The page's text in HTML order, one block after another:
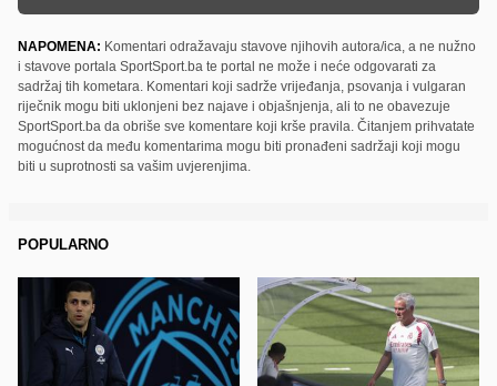
NAPOMENA: Komentari odražavaju stavove njihovih autora/ica, a ne nužno
i stavove portala SportSport.ba te portal ne može i neće odgovarati za
sadržaj tih kometara. Komentari koji sadrže vrijeđanja, psovanja i vulgaran
riječnik mogu biti uklonjeni bez najave i objašnjenja, ali to ne obavezuje
SportSport.ba da obriše sve komentare koji krše pravila. Čitanjem prihvatate
mogućnost da među komentarima mogu biti pronađeni sadržaji koji mogu
biti u suprotnosti sa vašim uvjerenjima.
POPULARNO